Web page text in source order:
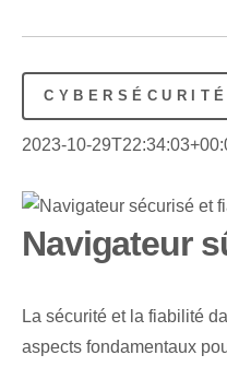
CYBERSÉCURITÉ
2023-10-
Navigateur
La sécurité et la fiabilité
aspects fondamentaux